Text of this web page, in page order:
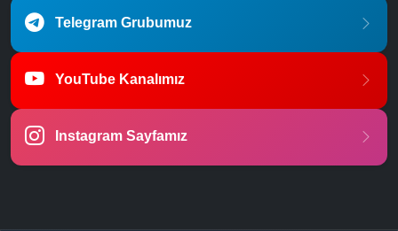
Telegram Grubumuz
YouTube Kanalımız
Instagram Sayfamız